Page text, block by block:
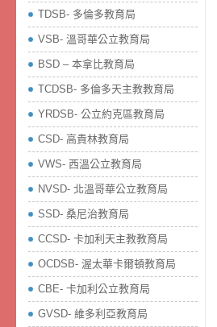
TDSB- 多倫多教育局
VSB- 溫哥華公立教育局
BSD – 本拿比教育局
TCDSB- 多倫多天主教教育局
YRDSB- 公立約克區教育局
​CSD- 高貴林教育局
VWS- 西溫公立教育局
NVSD- 北溫哥華公立教育局
SSD- 桑尼治教育局
CCSD- 卡加利天主教教育局
OCDSB- 渥太華卡爾頓教育局
CBE- 卡加利公立教育局
GVSD- 維多利亞教育局